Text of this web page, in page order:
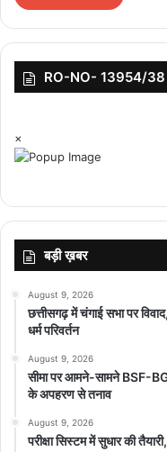
RO-NO- 13954/38
×
बड़ी ख़बर
August 9, 2026
छत्तीसगढ़ में चंगाई सभा पर
धर्म परिवर्तन
August 9, 2026
सीमा पर आमने-सामने BSF-
के अपहरण से तनाव
August 9, 2026
परीक्षा सिस्टम में सुधार की